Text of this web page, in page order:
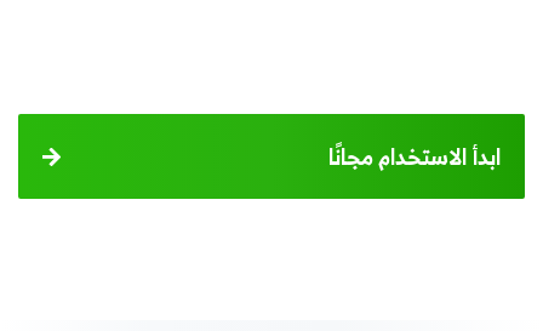
ابدأ الاستخدام مجانًا